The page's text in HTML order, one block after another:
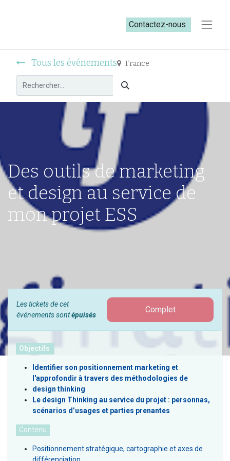
Contactez-nous​​
Tous les événements France
Des outils de marketing
et design au service de
mon projet ESS
Les tickets de cet
événements sontépuisés
Complet
Objectifs
Identifier son positionnement marketing et
l'approfondir à travers des méthodologies de
design thinking
Le design Thinking au service du projet : personnas,
scénarios d’usages et parties prenantes
Contenu
Positionnement stratégique, cartographie et axes de
différenciation